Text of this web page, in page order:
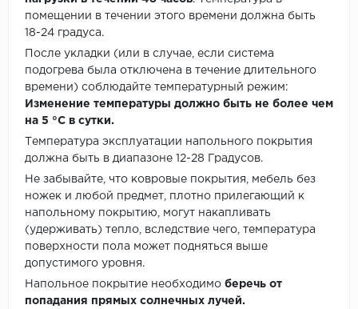
помещении в течении этого времени должна быть
18-24 градуса.
После укладки (или в случае, если система
подогрева была отключена в течение длительного
времени) соблюдайте температурный режим:
Изменение температуры должно быть не более чем
на 5 °C в сутки.
Температура эксплуатации напольного покрытия
должна быть в диапазоне 12-28 Градусов.
Не забывайте, что ковровые покрытия, мебель без
ножек и любой предмет, плотно прилегающий к
напольному покрытию, могут накапливать
(удерживать) тепло, вследствие чего, температура
поверхности пола может подняться выше
допустимого уровня.
Напольное покрытие необходимо беречь от
попадания прямых солнечных лучей.